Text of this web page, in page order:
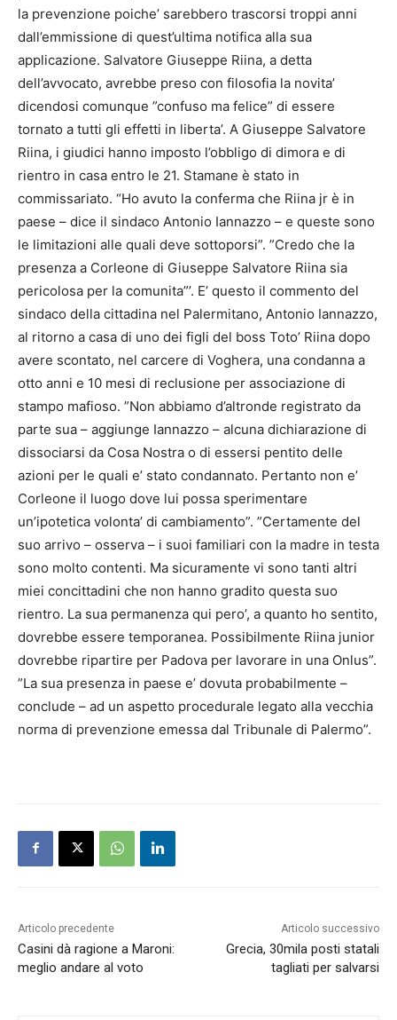
la prevenzione poiche’ sarebbero trascorsi troppi anni
dall’emmissione di quest’ultima notifica alla sua
applicazione. Salvatore Giuseppe Riina, a detta
dell’avvocato, avrebbe preso con filosofia la novita’
dicendosi comunque ”confuso ma felice” di essere
tornato a tutti gli effetti in liberta’. A Giuseppe Salvatore
Riina, i giudici hanno imposto l’obbligo di dimora e di
rientro in casa entro le 21. Stamane è stato in
commissariato. “Ho avuto la conferma che Riina jr è in
paese – dice il sindaco Antonio Iannazzo – e queste sono
le limitazioni alle quali deve sottoporsi”. ”Credo che la
presenza a Corleone di Giuseppe Salvatore Riina sia
pericolosa per la comunita”’. E’ questo il commento del
sindaco della cittadina nel Palermitano, Antonio Iannazzo,
al ritorno a casa di uno dei figli del boss Toto’ Riina dopo
avere scontato, nel carcere di Voghera, una condanna a
otto anni e 10 mesi di reclusione per associazione di
stampo mafioso. ”Non abbiamo d’altronde registrato da
parte sua – aggiunge Iannazzo – alcuna dichiarazione di
dissociarsi da Cosa Nostra o di essersi pentito delle
azioni per le quali e’ stato condannato. Pertanto non e’
Corleone il luogo dove lui possa sperimentare
un’ipotetica volonta’ di cambiamento”. ”Certamente del
suo arrivo – osserva – i suoi familiari con la madre in testa
sono molto contenti. Ma sicuramente vi sono tanti altri
miei concittadini che non hanno gradito questa suo
rientro. La sua permanenza qui pero’, a quanto ho sentito,
dovrebbe essere temporanea. Possibilmente Riina junior
dovrebbe ripartire per Padova per lavorare in una Onlus”.
”La sua presenza in paese e’ dovuta probabilmente –
conclude – ad un aspetto procedurale legato alla vecchia
norma di prevenzione emessa dal Tribunale di Palermo”.
Articolo precedente
Casini dà ragione a Maroni:
meglio andare al voto
Articolo successivo
Grecia, 30mila posti statali
tagliati per salvarsi